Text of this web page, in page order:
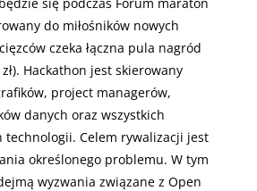
do miłośników nowych
czeka łączna pula nagród
Hackathon jest skierowany
project managerów,
danych oraz wszystkich
technologii. Celem rywalizacji jest
określonego problemu. W tym
wyzwania związane z Open